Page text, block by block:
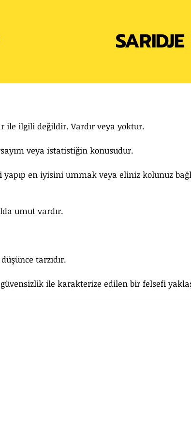
SARIDJE
ile ilgili değildir. Vardır veya yoktur.
veya istatistiğin konusudur.
en iyisini ummak veya eliniz kolunuz
umut vardır.
tarzıdır.
ile karakterize edilen bir felsefi